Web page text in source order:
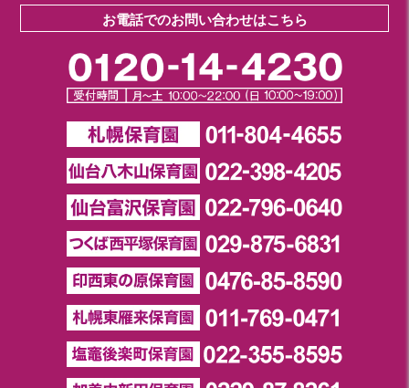
お電話でのお問い合わせはこちら